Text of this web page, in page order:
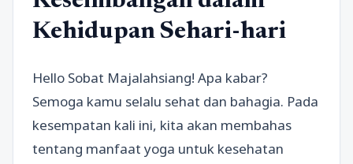
Kehidupan Sehari-hari
Hello Sobat Majalahsiang! Apa kabar?
Semoga kamu selalu sehat dan bahagia. Pada
kesempatan kali ini, kita akan membahas
tentang manfaat yoga untuk kesehatan